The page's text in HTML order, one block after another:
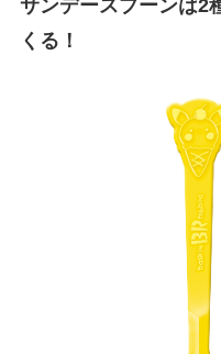
サンデースプーンは2
くる！